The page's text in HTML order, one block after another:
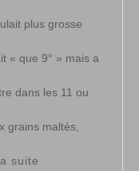
plus grosse
« que 9° » mais a
dans les 11 ou
grains maltés,
suite